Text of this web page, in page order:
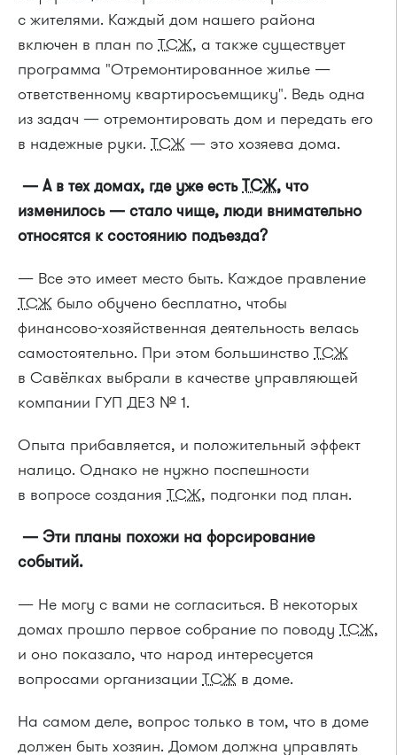
с жителями. Каждый дом нашего района
включен в план по ТСЖ, а также существует
программа "Отремонтированное жилье —
ответственному квартиросъемщику". Ведь одна
из задач — отремонтировать дом и передать его
в надежные руки. ТСЖ — это хозяева дома.
— А в тех домах, где уже естьТСЖ, что
изменилось — стало чище, люди внимательно
относятся к состоянию подъезда?
— Все это имеет место быть. Каждое правление
ТСЖ было обучено бесплатно, чтобы
финансово-хозяйственная деятельность велась
самостоятельно. При этом большинство ТСЖ
в Савёлках выбрали в качестве управляющей
компании ГУП ДЕЗ № 1.
Опыта прибавляется, и положительный эффект
налицо. Однако не нужно поспешности
в вопросе создания ТСЖ, подгонки под план.
— Эти планы похожи на форсирование
событий.
— Не могу с вами не согласиться. В некоторых
домах прошло первое собрание по поводу ТСЖ,
и оно показало, что народ интересуется
вопросами организации ТСЖ в доме.
На самом деле, вопрос только в том, что в доме
должен быть хозяин. Домом должна управлять